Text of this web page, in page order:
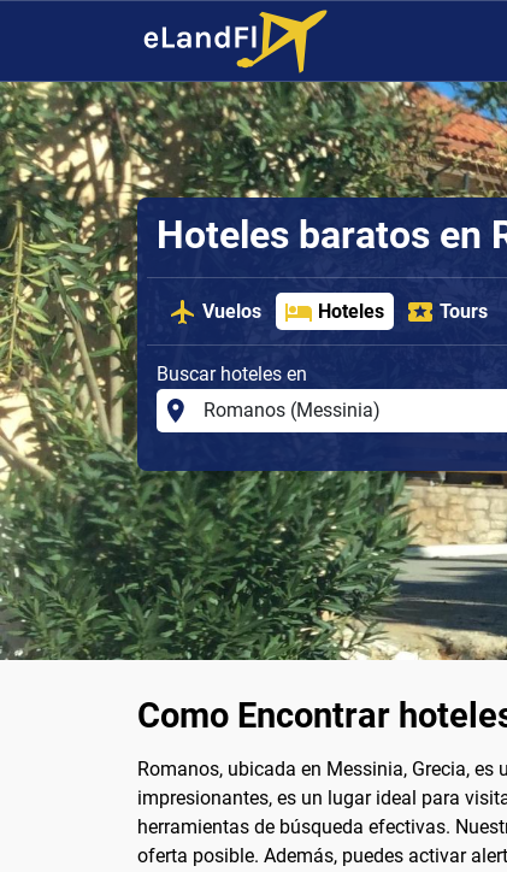
Hoteles baratos en
Vuelos Hoteles Tours
Buscar hoteles en
Como Encontrar
Romanos, ubicada en Messinia, Grecia,
impresionantes, es un lugar ideal para
herramientas de búsqueda efectivas.
oferta posible. Además, puedes activar